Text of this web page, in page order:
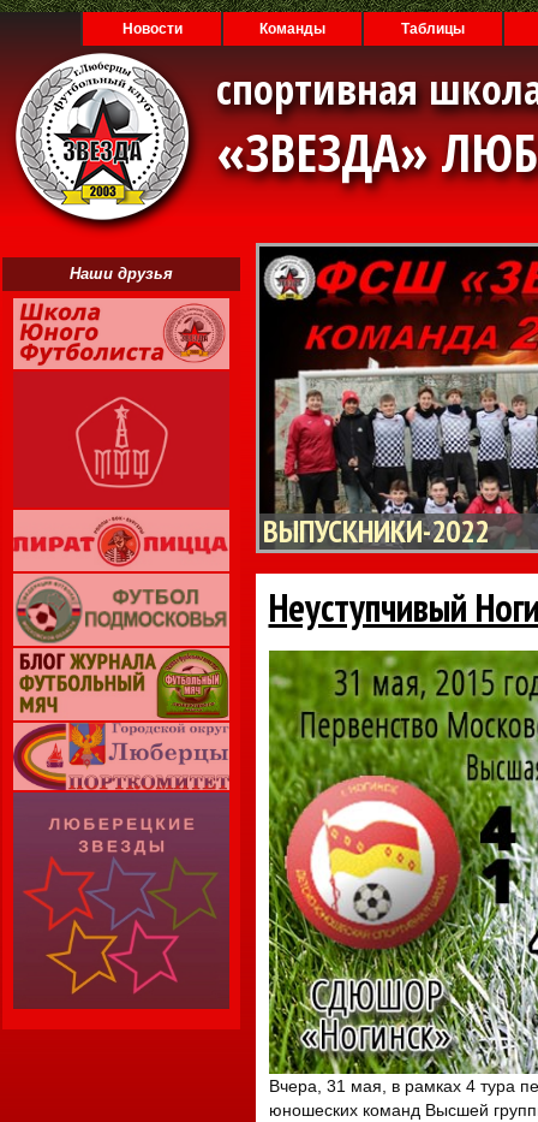
Новости Команды Таблицы
спортивная
«ЗВЕЗДА»
Наши друзья
ВЫПУСКНИКИ-2022
Неуступчивый
Вчера, 31 мая, в рамках 4 тура
юношеских команд Высшей